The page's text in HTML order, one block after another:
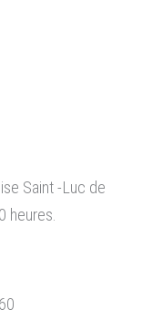
Saint -Luc de
heures.